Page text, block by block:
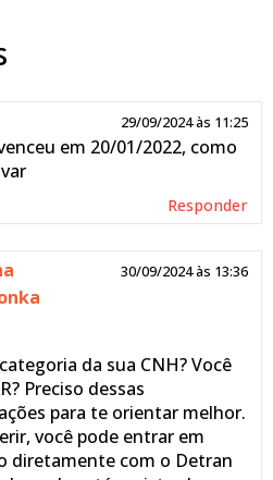
29/09/2024 às 11:25
em 20/01/2022, como
Responder
30/09/2024 às 13:36
da sua CNH? Você
Preciso dessas
para te orientar melhor.
você pode entrar em
diretamente com o Detran